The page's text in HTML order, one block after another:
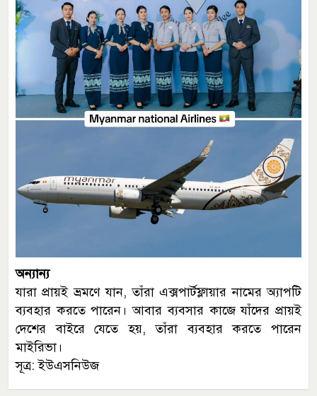
অন্যান্য
যারা প্রায়ই ভ্রমণে যান, তাঁরা এক্সপার্টফ্লায়ার নামের অ্যাপটি
ব্যবহার করতে পারেন। আবার ব্যবসার কাজে যাঁদের প্রায়ই
দেশের বাইরে যেতে হয়, তাঁরা ব্যবহার করতে পারেন
মাইরিভা।
সূত্র: ইউএসনিউজ